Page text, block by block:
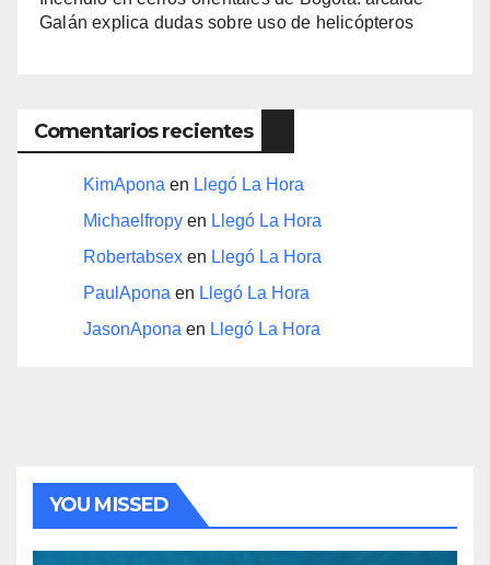
Galán explica dudas sobre uso de helicópteros
Comentarios recientes
KimApona en Llegó La Hora
Michaelfropy en Llegó La Hora
Robertabsex en Llegó La Hora
PaulApona en Llegó La Hora
JasonApona en Llegó La Hora
YOU MISSED